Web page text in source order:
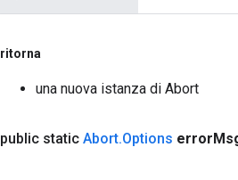
ritorna
una nuova istanza di Abort
public static Abort.Options error